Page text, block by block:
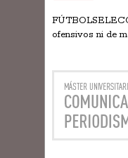
ofensivos ni de